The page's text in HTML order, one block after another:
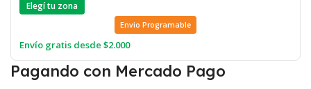
Elegí tu zona
Envio Programable
Envío gratis desde $2.000
Pagando con Mercado Pago